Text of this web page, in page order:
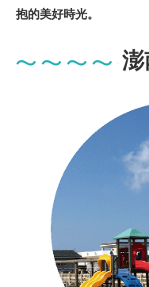
抱的美好時光。
澎